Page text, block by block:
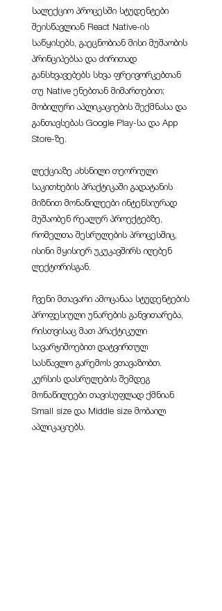
სალექციო პროცესში სტუდენტები
შეისწავლიან React Native-ის
საწყისებს, გაეცნობიან მისი მუშაობის
პრინციპებსა და ძირითად
განსხვავებებს სხვა ფრეივორკებთან
თუ Native ენებთან მიმართებით;
მობილური აპლიკაციების შექმნასა და
განთავსებას Google Play-სა და App
Store-ზე.
ლექციაზე ახსნილი თეორიული
საკითხების პრაქტიკაში გადატანის
მიზნით მონაწილეები ინტენსიურად
მუშაობენ რეალურ პროექტებზე,
რომელთა შესრულების პროცესშიც,
ისინი მყისიერ უკუკავშირს იღებენ
ლექტორისგან.
ჩვენი მთავარი ამოცანაა სტუდენტების
პროფესიული უნარების განვითარება,
რისთვისაც მათ პრაქტიკული
სავარჯიშოებით დატვირთულ
სასწავლო გარემოს ვთავაზობთ.
კურსის დასრულების შემდეგ
მონაწილეები თავისუფლად ქმნიან
Small size და Middle size მობაილ
აპლიკაციებს.